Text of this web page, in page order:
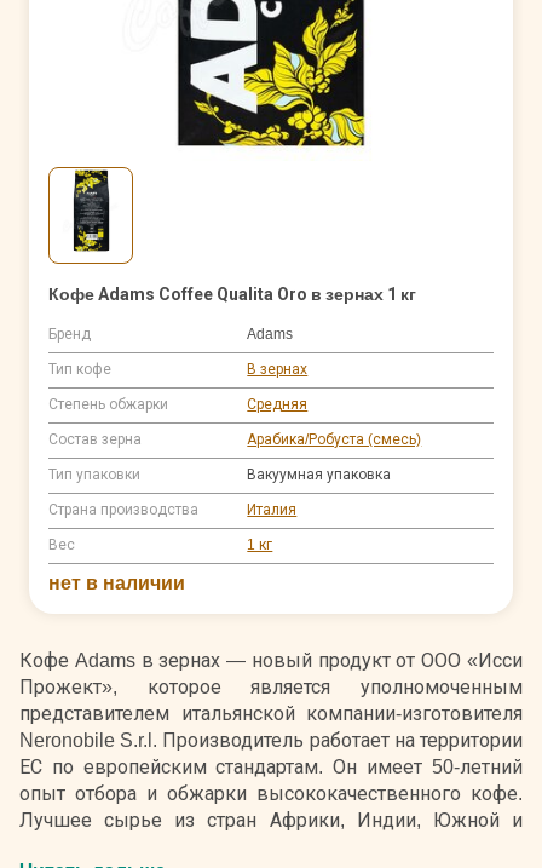
Кофе Adams в зернах — новый продукт от ООО «Исси
Прожект», которое является уполномоченным
представителем итальянской компании-изготовителя
Neronobile S.r.l. Производитель работает на территории
ЕС по европейским стандартам. Он имеет 50-летний
опыт отбора и обжарки высококачественного кофе.
Лучшее сырье из стран Африки, Индии, Южной и
Кофе Adams Coffee Qualita Oro в зернах 1 кг
Бренд Adams
Тип кофе В зернах
Степень обжарки Средняя
Состав зерна Арабика/Робуста (смесь)
Тип упаковки Вакуумная упаковка
Страна производства Италия
Вес 1 кг
нет в наличии